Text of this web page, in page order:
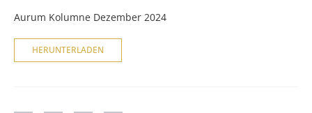
Aurum Kolumne Dezember 2024
HERUNTERLADEN